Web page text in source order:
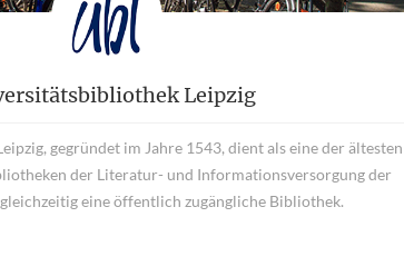
Leipzig
gegründet im Jahre 1543, dient als eine der ältesten
der Literatur- und Informationsversorgung der
eine öffentlich zugängliche Bibliothek.